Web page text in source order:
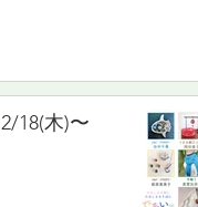
18(木)〜